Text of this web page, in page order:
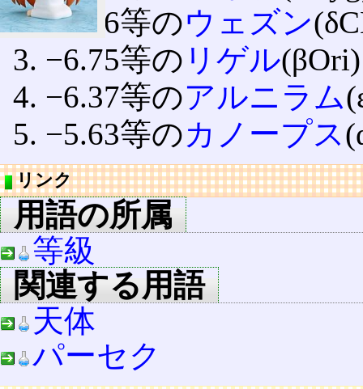
−6.86等のウェズン
−6.75等の リゲル(βOri)
−6.37等のアルニラム
−5.63等のカノープス
リンク
用語の所属
等級
関連する用語
天体
パーセク